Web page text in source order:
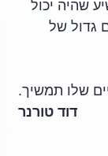
שהיה יכול
גדול של
שלו תמשיך.